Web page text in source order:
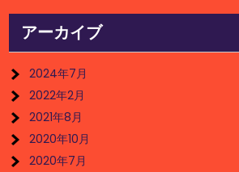
アーカイブ
2024年7月
2022年2月
2021年8月
2020年10月
2020年7月